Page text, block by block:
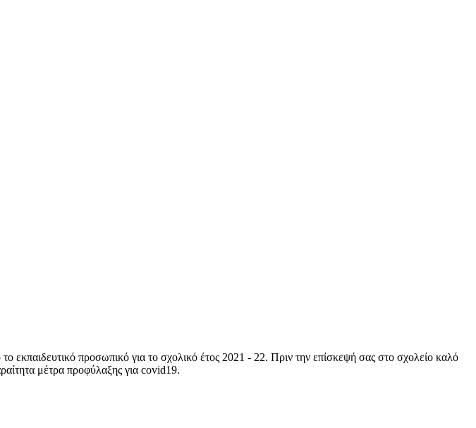
εκπαιδευτικό προσωπικό για το σχολικό έτος 2021 - 22. Πριν την επίσκεψή σας στο σχολείο καλό
μέτρα προφύλαξης για covid19.